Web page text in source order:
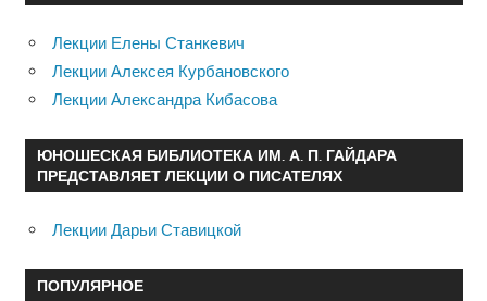
Лекции Елены Станкевич
Лекции Алексея Курбановского
Лекции Александра Кибасова
ЮНОШЕСКАЯ БИБЛИОТЕКА ИМ. А. П. ГАЙДАРА
ПРЕДСТАВЛЯЕТ ЛЕКЦИИ О ПИСАТЕЛЯХ
Лекции Дарьи Ставицкой
ПОПУЛЯРНОЕ